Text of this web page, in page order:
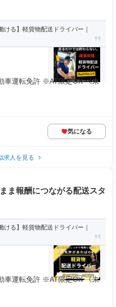
ける】軽貨物配送ドライバー｜
車運転免許 ※AT限定OK 《未
気になる
求人を見る
ま報酬につながる配送スタ
ける】軽貨物配送ドライバー｜
車運転免許 ※AT限定OK 《未